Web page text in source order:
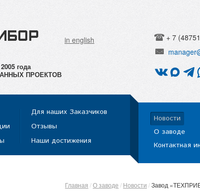
in english + 7
ПРОЕКТОВ
Для наших Заказчиков
Отзывы
Наши достижения
Новости
О заводе
Контактная
Главная О заводе Новости Завод